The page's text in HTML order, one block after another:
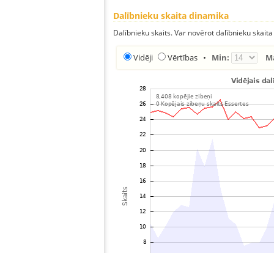
Dalībnieku skaita dinamika
Dalībnieku skaits. Var novērot dalībnieku
Vidēji Vērtības • Min: